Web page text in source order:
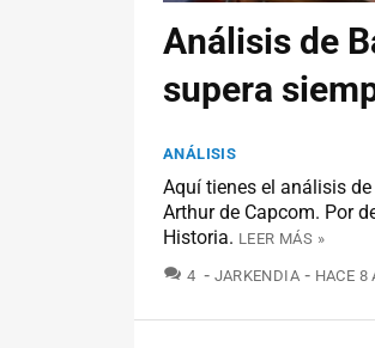
Análisis de
supera
ANÁLISIS
Aquí tienes el análisis
Arthur de Capcom. Por
Historia. LEER MÁS »
4 COMENTARIOS
JARKENDIA HACE 8